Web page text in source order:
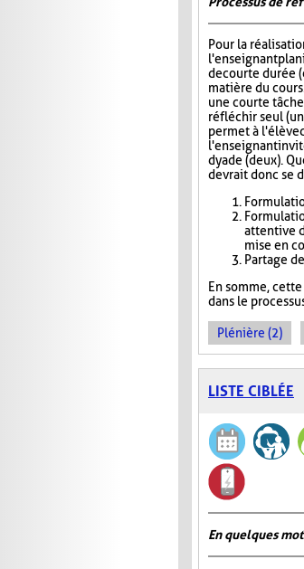
Pour la
l'enseignant
de courte durée
matière du
une courte
réfléchir seul
permet à l'élève
l'enseignant
dyade (deux).
devrait donc se
attentive
mise en
Partage
En somme,
dans le
Plénière (2)
LISTE CIBLÉE
En quelques